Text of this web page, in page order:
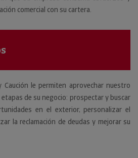
comercial con su cartera.
le permiten aprovechar nuestro
de su negocio: prospectar y buscar
en el exterior, personalizar el
la reclamación de deudas y mejorar su